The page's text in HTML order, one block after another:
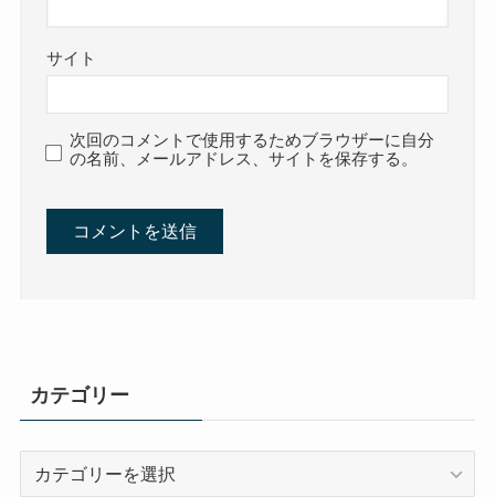
サイト
次回のコメントで使用するためブラウザーに自分
の名前、メールアドレス、サイトを保存する。
カテゴリー